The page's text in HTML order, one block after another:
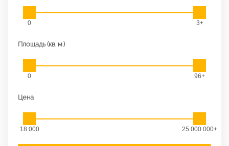
0 3+
Площадь (кв. м.)
0 96+
Цена
18 000 25 000 000+